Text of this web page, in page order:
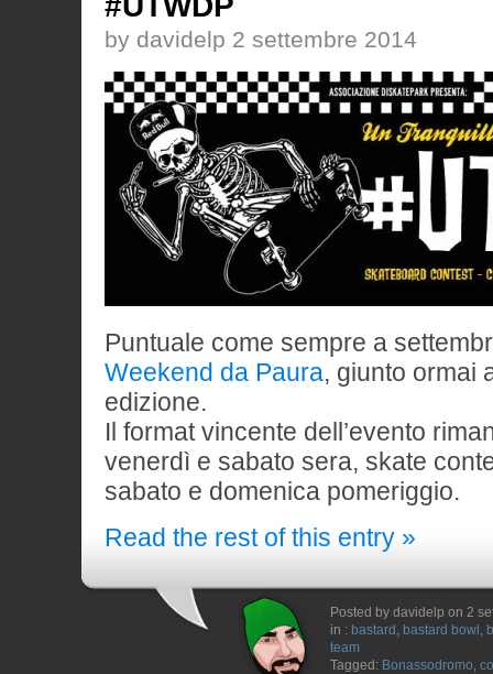
by davidelp 2 settembre 2014
Puntuale come sempre a
Weekend da Paura, giunto ormai
edizione.
Il format vincente dell’evento
venerdì e sabato sera, skate
sabato e domenica pomeriggio.
Read the rest of this entry »
Posted by davidelp on 2
in : bastard , bastard bowl ,
team
Tagged: Bonassodromo,